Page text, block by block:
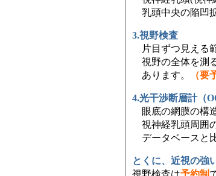
乳頭中央の陥凹
3.視野検査
片目ずつ見える
視野の全体を測
あります。
（要
4.光干渉断層計（
眼底の網膜の構
視神経乳頭周囲
データベースと
とくに、近視の強
視野検査は予約制